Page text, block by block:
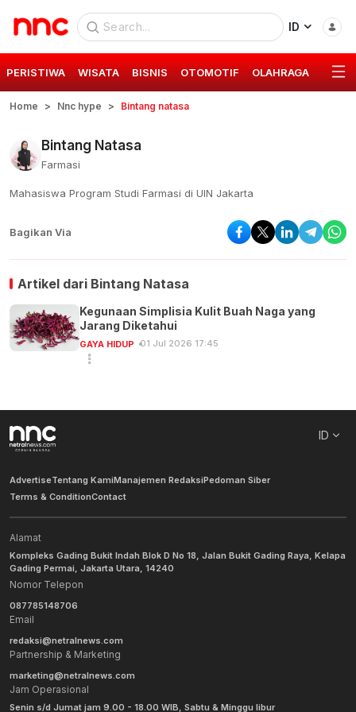
ID
PERISTIWA WISATA BISNIS OTOMOTIF OLAHRAGA GAYA
Home Nnc hype Bintang natasa
Bintang Natasa
Farmasi
Mahasiswa Program Studi Farmasi di UIN Jakarta
Bagikan Via
Artikel dari Bintang Natasa
Kegunaan Simplisia Kulit Buah Naga yang
Jarang Diketahui
GAYA HIDUP 01 Jul 2026 17:45
ID
AdvertiseTentang KamiManajemen RedaksiPedoman Siber
Terms & ConditionContact
Alamat
Kompleks Gading Bukit Indah Blok D No 18, Jalan Bukit Gading Raya, Kelapa
Gading Permai, Jakarta Utara, 14240
Nomor Telepon
087785148706
Email
redaksi@netralnews.com
Partnership & Marketing
marketing@netralnews.com
Jam Operasional
Senin s/d Jumat jam 9.00 - 18.00 WIB, Sabtu & Minggu libur